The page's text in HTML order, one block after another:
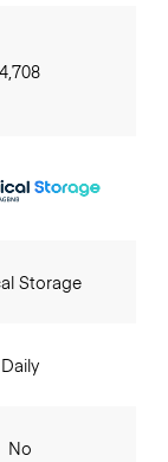
4,708
Storage
Daily
No